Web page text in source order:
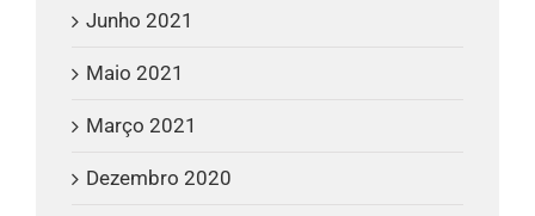
Junho 2021
Maio 2021
Março 2021
Dezembro 2020